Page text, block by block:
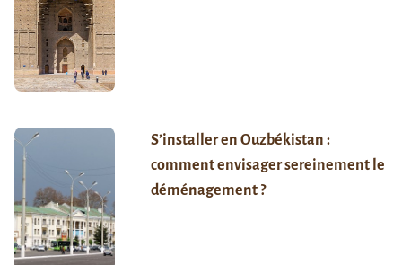
S’installer en Ouzbékistan :
comment envisager sereinement le
déménagement ?